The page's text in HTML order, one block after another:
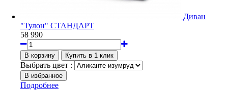
Диван
"Тулон" СТАНДАРТ
58 990
Выбрать цвет :
Подробнее